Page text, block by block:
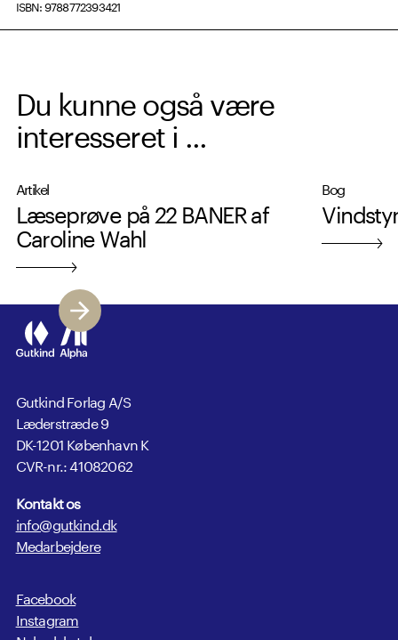
ISBN: 9788772393421
Du kunne også være
interesseret i ...
Artikel
Læseprøve på 22 BANER af
Caroline Wahl
Bog
Gutkind Forlag A/S
Læderstræde 9
DK-1201 København K
CVR-nr.: 41082062
Kontakt os
info@gutkind.dk
Medarbejdere
Facebook
Instagram